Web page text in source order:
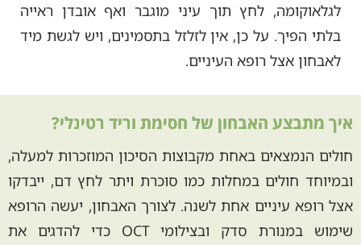
לגלאוקומה, לחץ תוך עיני מוגבר ואף אובדן ראייה
בלתי הפיך. על כן, אין לזלזל בתסמינים, ויש לגשת מיד
לאבחון אצל רופא העיניים.
איך מתבצע האבחון של חסימת וריד רטינלי?
חולים הנמצאים באחת מקבוצות הסיכון המוזכרות למעלה,
ובמיוחד חולים במחלות כמו סוכרת ויתר לחץ דם, ייבדקו
אצל רופא עיניים אחת לשנה. לצורך האבחון, יעשה הרופא
שימוש במנורת סדק ובצילומי OCT כדי להדגים את